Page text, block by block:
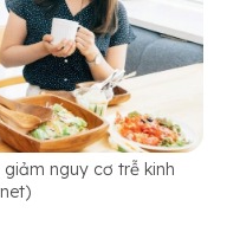
nguy cơ trễ kinh